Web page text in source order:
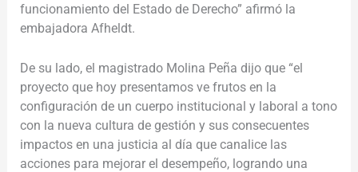
funcionamiento del Estado de Derecho” afirmó la
embajadora Afheldt.
De su lado, el magistrado Molina Peña dijo que “el
proyecto que hoy presentamos ve frutos en la
configuración de un cuerpo institucional y laboral a tono
con la nueva cultura de gestión y sus consecuentes
impactos en una justicia al día que canalice las
acciones para mejorar el desempeño, logrando una